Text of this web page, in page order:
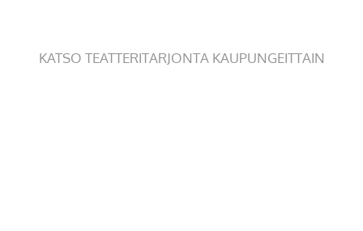
KATSO TEATTERITARJONTA KAUPUNGEITTAIN